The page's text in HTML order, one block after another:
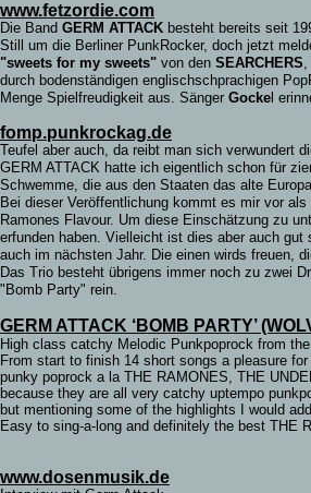
www.fetzordie.com
Die Band GERM ATTACK besteht bereits seit
Still um die Berliner PunkRocker, doch jetzt
"sweets for my sweets" von den SEARCHERS,
durch bodenständigen englischschprachigen
Menge Spielfreudigkeit aus. Sänger Gocke l
fomp.punkrockag.de
Teufel aber auch, da reibt man sich verwundert
GERM ATTACK hatte ich eigentlich schon für
Schwemme, die aus den Staaten das alte
Bei dieser Veröffentlichung kommt es mir vor
Ramones Flavour. Um diese Einschätzung zu
erfunden haben. Vielleicht ist dies aber auch
auch im nächsten Jahr. Die einen wirds freuen,
Das Trio besteht übrigens immer noch zu zwei
"Bomb Party" rein.
GERM ATTACK ‘BOMB PARTY’
High class catchy Melodic Punkpoprock from
From start to finish 14 short songs a pleasure
punky poprock a la THE RAMONES, THE
because they are all very catchy uptempo
but mentioning some of the highlights I would add
Easy to sing-a-long and definitely the best THE
www.dosenmusik.de